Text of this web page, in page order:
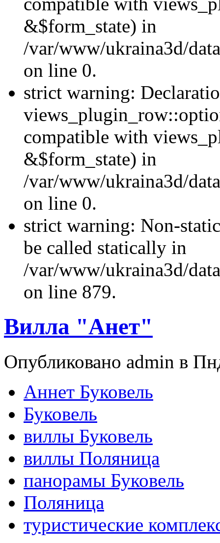
&$form_state) in
/var/www/ukraina3d/
on line 0.
strict warning:
compatible with
&$form_state) in
/var/www/ukraina3d/
on line 0.
strict warning: Non-
be called statically in
/var/www/ukraina3d/
on line 879.
Вилла "Анет"
Опубликовано admin в
Аннет Буковель
Буковель
виллы Буковель
виллы Поляница
панорамы Буковель
Поляница
туристические